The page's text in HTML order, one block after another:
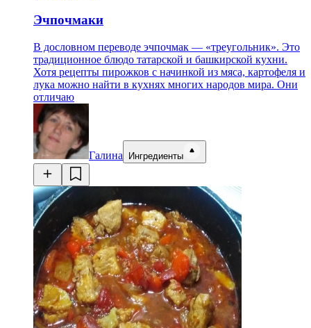
Эчпочмаки
В дословном переводе эчпочмак — «треугольник». Это
традиционное блюдо татарской и башкирской кухни.
Хотя рецепты пирожков с начинкой из мяса, картофеля и
лука можно найти в кухнях многих народов мира. Они
отличаю
Галина Ингредиенты